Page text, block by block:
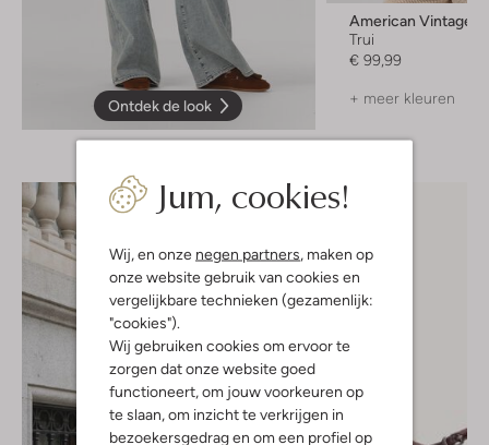
Jum, cookies!
Wij, en onze negen partners , maken op
onze website gebruik van cookies en
vergelijkbare technieken (gezamenlijk:
"cookies").
Wij gebruiken cookies om ervoor te
zorgen dat onze website goed
functioneert, om jouw voorkeuren op
te slaan, om inzicht te verkrijgen in
bezoekersgedrag en om een profiel op
Ontdek de look
American Vintage
Trui
€ 99,99
+ meer kleuren